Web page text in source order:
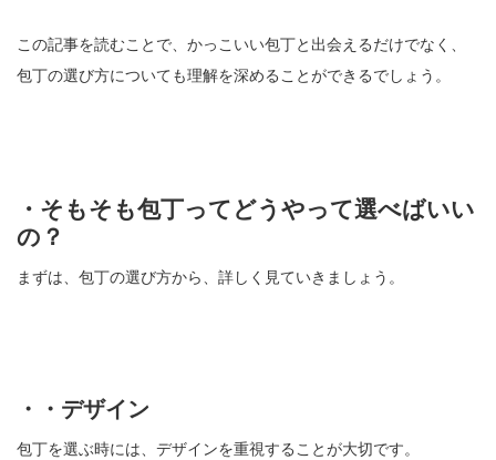
この記事を読むことで、かっこいい包丁と出会えるだけでなく、
包丁の選び方についても理解を深めることができるでしょう。
・そもそも包丁ってどうやって選べばいい
の？
まずは、包丁の選び方から、詳しく見ていきましょう。
・・デザイン
包丁を選ぶ時には、デザインを重視することが大切です。